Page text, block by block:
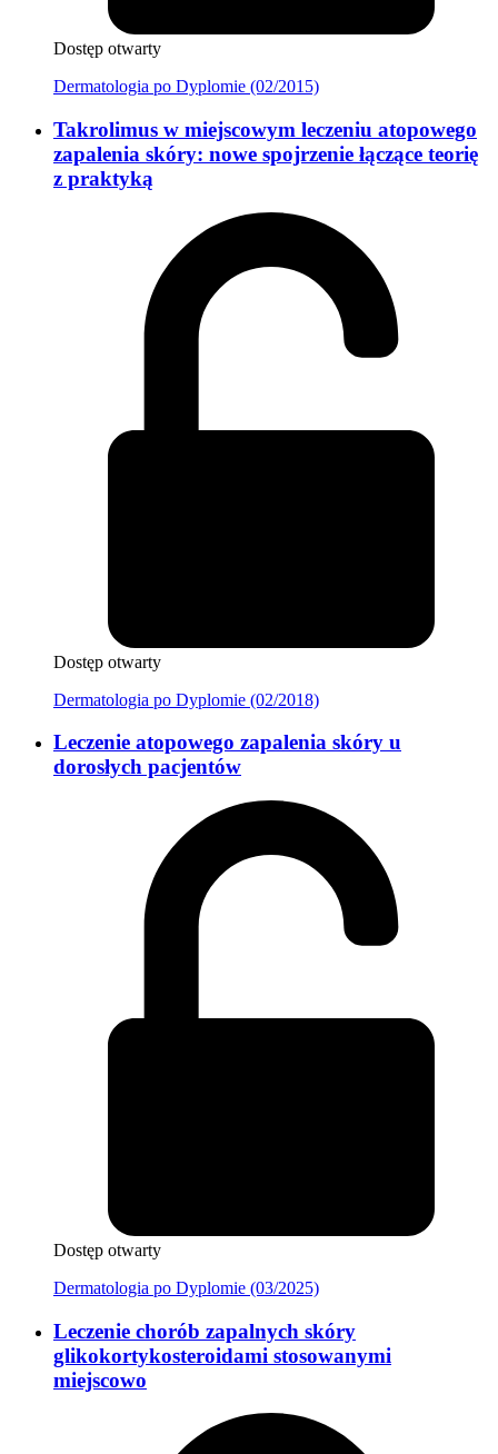
Dostęp otwarty
Dermatologia po Dyplomie (02/2015)
Takrolimus w miejscowym leczeniu atopowego
zapalenia skóry: nowe spojrzenie łączące teorię
z praktyką
Dostęp otwarty
Dermatologia po Dyplomie (02/2018)
Leczenie atopowego zapalenia skóry u
dorosłych pacjentów
Dostęp otwarty
Dermatologia po Dyplomie (03/2025)
Leczenie chorób zapalnych skóry
glikokortykosteroidami stosowanymi
miejscowo